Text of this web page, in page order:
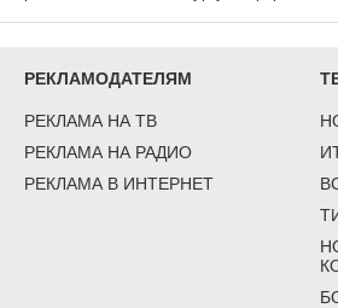
РЕКЛАМОДАТЕЛЯМ
РЕКЛАМА НА ТВ
РЕКЛАМА НА РАДИО
РЕКЛАМА В ИНТЕРНЕТ